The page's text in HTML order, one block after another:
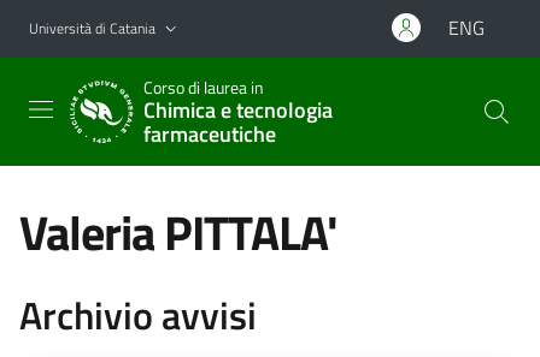
Vai al contenuto principale
Vai al menu di navigazione
Università di Catania ENG
Corso di laurea in
Chimica e tecnologia
farmaceutiche
Valeria PITTALA'
Archivio avvisi